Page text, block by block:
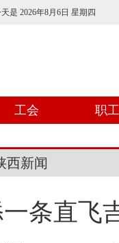
是 2026年8月6日 星期四
工会 职工
西新闻
条直飞